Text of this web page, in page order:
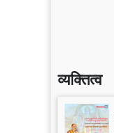
व्यक्तित्व